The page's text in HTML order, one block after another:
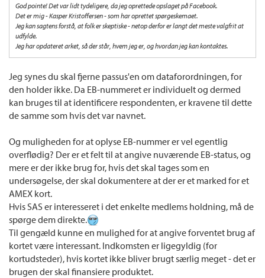
God pointe! Det var lidt tydeligere, da jeg oprettede opslaget på Facebook.
Det er mig - Kasper Kristoffersen - som har oprettet spørgeskemaet.
Jeg kan sagtens forstå, at folk er skeptiske - netop derfor er langt det meste valgfrit at
udfylde.
Jeg har opdateret arket, så der står, hvem jeg er, og hvordan jeg kan kontaktes.
Jeg synes du skal fjerne passus'en om dataforordningen, for
den holder ikke. Da EB-nummeret er individuelt og dermed
kan bruges til at identificere respondenten, er kravene til dette
de samme som hvis det var navnet.
Og muligheden for at oplyse EB-nummer er vel egentlig
overflødig? Der er et felt til at angive nuværende EB-status, og
mere er der ikke brug for, hvis det skal tages som en
undersøgelse, der skal dokumentere at der er et marked for et
AMEX kort.
Hvis SAS er interesseret i det enkelte medlems holdning, må de
spørge dem direkte.
Til gengæld kunne en mulighed for at angive forventet brug af
kortet være interessant. Indkomsten er ligegyldig (for
kortudsteder), hvis kortet ikke bliver brugt særlig meget - det er
brugen der skal finansiere produktet.